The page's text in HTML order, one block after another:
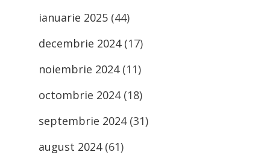
ianuarie 2025 (44)
decembrie 2024(17)
noiembrie 2024(11)
octombrie 2024(18)
septembrie 2024(31)
august 2024(61)